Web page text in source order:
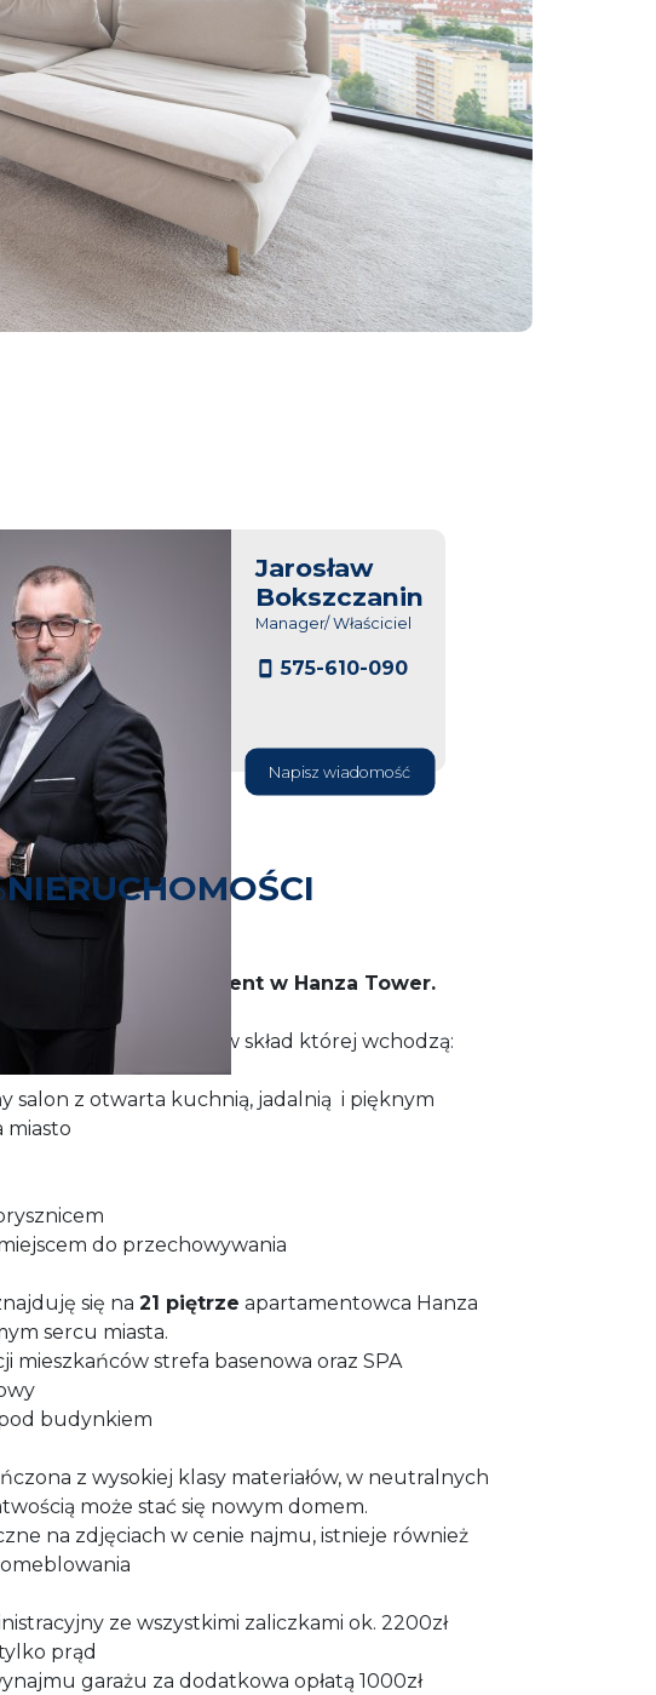
Jarosław
Bokszczanin
Manager/ Właściciel
575-610-090
Napisz wiadomość
NIERUCHOMOŚCI
3 pokojowy apartament w Hanza Tower.
o powierzchni w skład której wchodzą:
salon z otwarta kuchnią, jadalnią i pięknym
miasto
do przechowywania
się na 21 piętrze apartamentowca Hanza
sercu miasta.
mieszkańców strefa basenowa oraz SPA
budynkiem
z wysokiej klasy materiałów, w neutralnych
może stać się nowym domem.
na zdjęciach w cenie najmu, istnieje również
ze wszystkimi zaliczkami ok. 2200zł
prąd
garażu za dodatkowa opłatą 1000zł